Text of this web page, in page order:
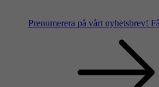
Prenumerera på vårt nyhetsbrev!